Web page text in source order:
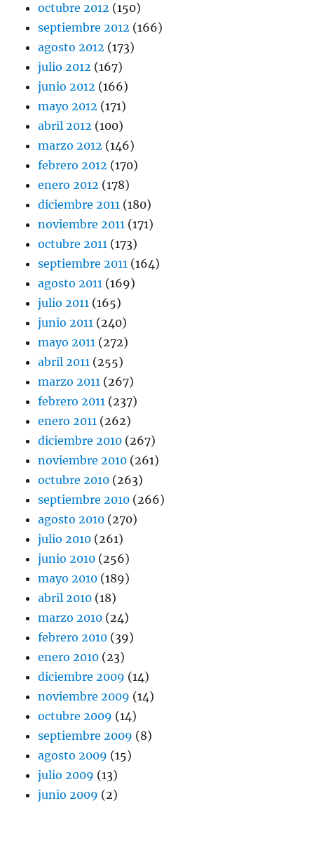
octubre 2012 (150)
septiembre 2012 (166)
agosto 2012 (173)
julio 2012 (167)
junio 2012 (166)
mayo 2012 (171)
abril 2012 (100)
marzo 2012 (146)
febrero 2012 (170)
enero 2012 (178)
diciembre 2011 (180)
noviembre 2011 (171)
octubre 2011 (173)
septiembre 2011 (164)
agosto 2011 (169)
julio 2011 (165)
junio 2011 (240)
mayo 2011 (272)
abril 2011 (255)
marzo 2011 (267)
febrero 2011 (237)
enero 2011 (262)
diciembre 2010 (267)
noviembre 2010 (261)
octubre 2010 (263)
septiembre 2010 (266)
agosto 2010 (270)
julio 2010 (261)
junio 2010 (256)
mayo 2010 (189)
abril 2010 (18)
marzo 2010 (24)
febrero 2010 (39)
enero 2010 (23)
diciembre 2009 (14)
noviembre 2009 (14)
octubre 2009 (14)
septiembre 2009 (8)
agosto 2009 (15)
julio 2009 (13)
junio 2009 (2)